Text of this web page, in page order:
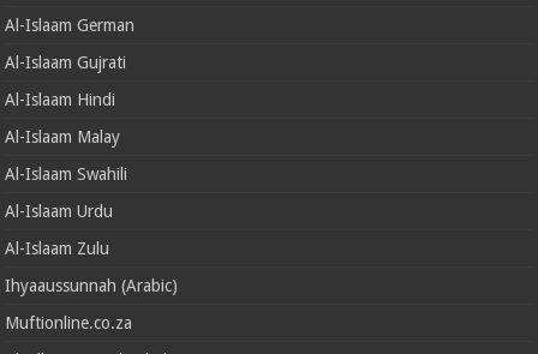
Al-Islaam German
Al-Islaam Gujrati
Al-Islaam Hindi
Al-Islaam Malay
Al-Islaam Swahili
Al-Islaam Urdu
Al-Islaam Zulu
Ihyaaussunnah (Arabic)
Muftionline.co.za